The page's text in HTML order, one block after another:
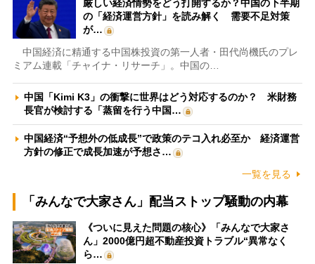
厳しい経済情勢をどう打開するか？中国の下半期
の「経済運営方針」を読み解く 需要不足対策
が…
中国経済に精通する中国株投資の第一人者・田代尚機氏のプレ
ミアム連載「チャイナ・リサーチ」。中国の…
中国「Kimi K3」の衝撃に世界はどう対応するのか？ 米財務
長官が検討する「蒸留を行う中国…
中国経済“予想外の低成長”で政策のテコ入れ必至か 経済運営
方針の修正で成長加速が予想さ…
一覧を見る
「みんなで大家さん」配当ストップ騒動の内幕
《ついに見えた問題の核心》「みんなで大家さ
ん」2000億円超不動産投資トラブル“異常なく
ら…